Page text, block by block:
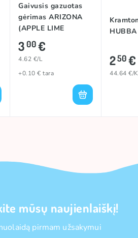
Gaivusis gazuotas
gėrimas ARIZONA
(APPLE LIME
RICKEY), 650ml
300€
4.62 €/L
+0.10 € tara
250€
44.64 €/
mūsų naujienlaiškį!
pirmam užsakymui